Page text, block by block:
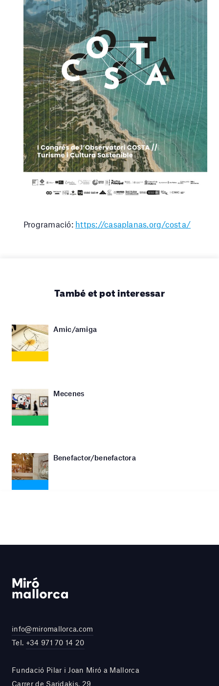
Programació: https://casaplanas.org/costa/
També et pot interessar
Amic/amiga
Mecenes
Benefactor/benefactora
info@miromallorca.com
Tel. +34 971 70 14 20
Fundació Pilar i Joan Miró a Mallorca
Carrer de Saridakis, 29